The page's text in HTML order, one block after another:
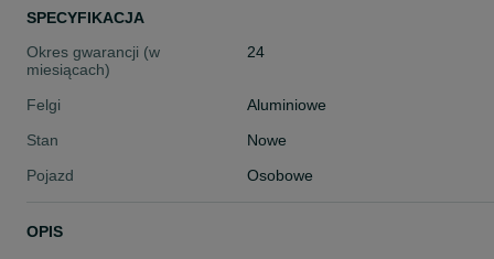
SPECYFIKACJA
Okres gwarancji (w
miesiącach)
24
Felgi
Aluminiowe
Stan
Nowe
Pojazd
Osobowe
OPIS